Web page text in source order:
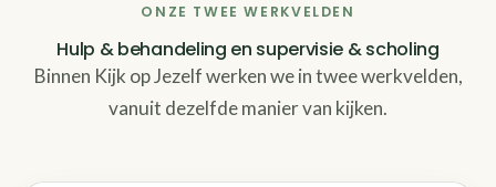
ONZE TWEE WERKVELDEN
Hulp & behandeling en supervisie & scholing
Binnen Kijk op Jezelf werken we in twee werkvelden,
vanuit dezelfde manier van kijken.